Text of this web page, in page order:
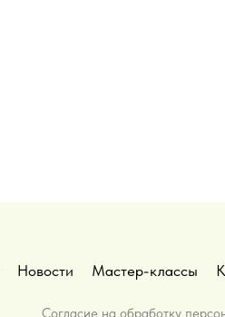
Новости Мастер-классы
Согласие на обработку